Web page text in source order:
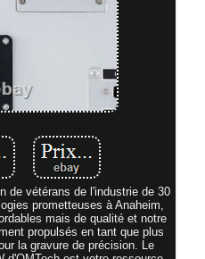
de vétérans de l'industrie de 30
prometteuses à Anaheim,
mais de qualité et notre
propulsés en tant que plus
la gravure de précision. Le